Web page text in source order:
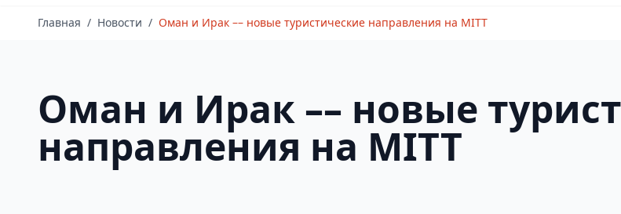
Главная / Новости / Оман и Ирак –– новые туристические направления на MITT
Оман и Ирак –– новые
направления на MITT